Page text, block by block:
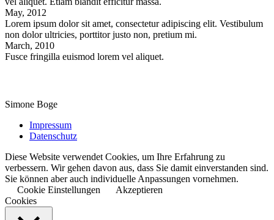
May, 2012
Lorem ipsum dolor sit amet, consectetur adipiscing elit. Vestibulum
non dolor ultricies, porttitor justo non, pretium mi.
March, 2010
Fusce fringilla euismod lorem vel aliquet.
Simone Boge
Impressum
Datenschutz
Diese Website verwendet Cookies, um Ihre Erfahrung zu
verbessern. Wir gehen davon aus, dass Sie damit einverstanden sind.
Sie können aber auch individuelle Anpassungen vornehmen.
Cookie Einstellungen
Akzeptieren
Cookies